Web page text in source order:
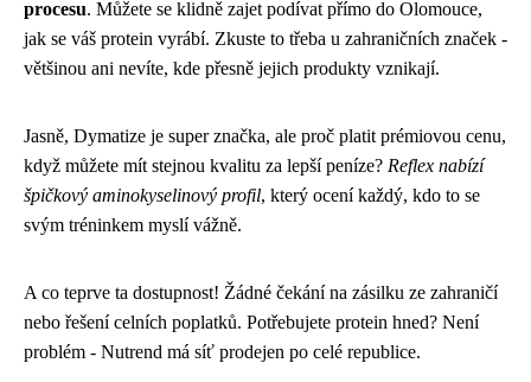
procesu. Můžete se klidně zajet podívat přímo do Olomouce,
jak se váš protein vyrábí. Zkuste to třeba u zahraničních značek -
většinou ani nevíte, kde přesně jejich produkty vznikají.
Jasně, Dymatize je super značka, ale proč platit prémiovou cenu,
když můžete mít stejnou kvalitu za lepší peníze? Reflex nabízí
špičkový aminokyselinový profil, který ocení každý, kdo to se
svým tréninkem myslí vážně.
A co teprve ta dostupnost! Žádné čekání na zásilku ze zahraničí
nebo řešení celních poplatků. Potřebujete protein hned? Není
problém - Nutrend má síť prodejen po celé republice.